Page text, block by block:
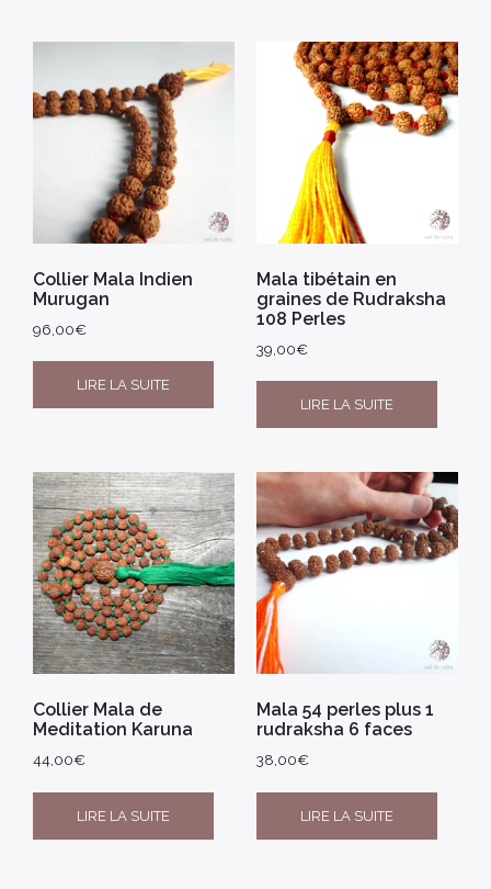
Collier Mala Indien
Murugan
96,00€
LIRE LA SUITE
Mala tibétain en
graines de Rudraksha
108 Perles
39,00€
LIRE LA SUITE
Collier Mala de
Meditation Karuna
44,00€
LIRE LA SUITE
Mala 54 perles plus 1
rudraksha 6 faces
38,00€
LIRE LA SUITE